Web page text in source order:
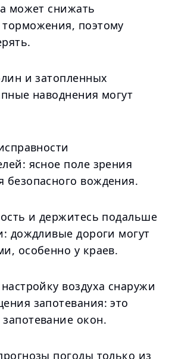
может снижать
поэтому
и затопленных
наводнения могут
ясное поле зрения
безопасного вождения.
и держитесь подальше
дождливые дороги могут
особенно у краев.
воздуха снаружи
запотевания: это
окон.
погоды только из